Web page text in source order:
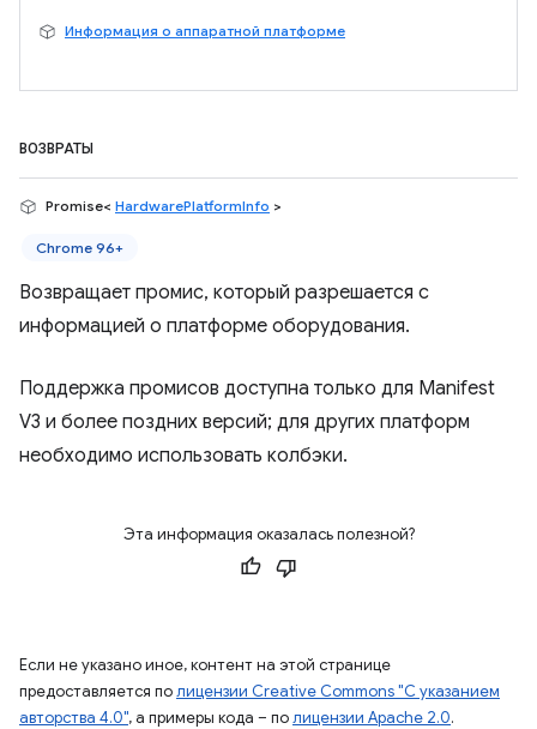
Информация о аппаратной платформе
ВОЗВРАТЫ
Promise< HardwarePlatformInfo >
Chrome 96+
Возвращает промис, который разрешается с
информацией о платформе оборудования.
Поддержка промисов доступна только для Manifest
V3 и более поздних версий; для других платформ
необходимо использовать колбэки.
Эта информация оказалась полезной?
Если не указано иное, контент на этой странице
предоставляется полицензии Creative Commons "С указанием
авторства 4.0", а примеры кода – полицензии Apache 2.0.